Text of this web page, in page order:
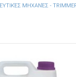
ΜΗΧΑΝΈΣ -